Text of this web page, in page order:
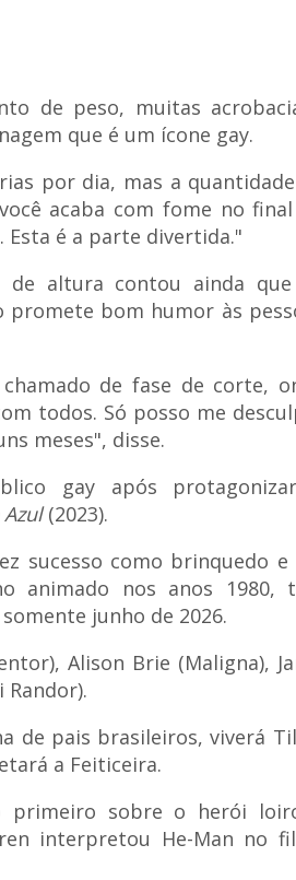
de peso, muitas
que é um ícone gay.
por dia, mas a
acaba com fome no
é a parte divertida."
altura contou ainda
promete bom humor às
de fase de corte,
todos. Só posso me
meses", disse.
gay após
(2023).
sucesso como brinquedo e
animado nos anos 1980,
junho de 2026.
Alison Brie (Maligna),
Randor).
de pais brasileiros, viverá
a Feiticeira.
primeiro sobre o herói
interpretou He-Man no